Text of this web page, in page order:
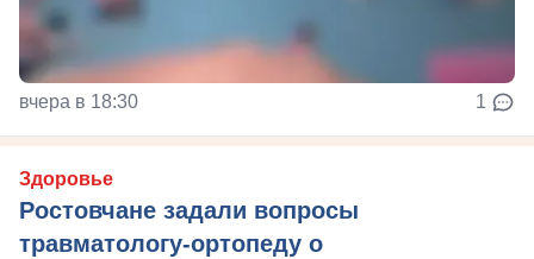
вчера в 18:30 1
Здоровье
Ростовчане задали вопросы
травматологу-ортопеду о